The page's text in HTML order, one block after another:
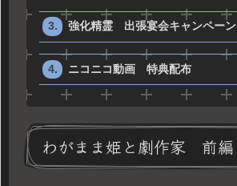
強化精霊 出張宴会キャンペーン
ニコニコ動画 特典配布
わがまま姫と劇作家 前編